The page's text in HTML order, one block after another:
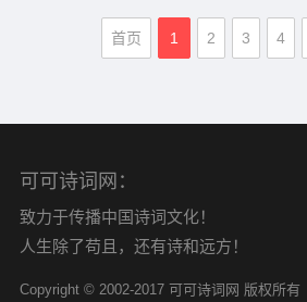
首页 1 2 3 4
可可诗词网：
致力于传播中国诗词文化！
人生除了苟且，还有诗和远方！
Copyright © 2002-2017 可可诗词网 版权所有